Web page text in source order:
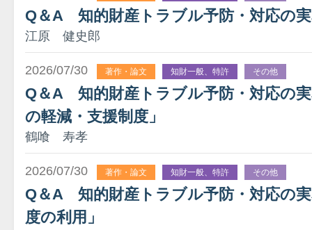
Q＆A 知的財産トラブル予防・対応の
江原 健史郎
2026/07/30 著作・論文 知財一般、特許 その他
Q＆A 知的財産トラブル予防・対応の
の軽減・支援制度」
鶴喰 寿孝
2026/07/30 著作・論文 知財一般、特許 その他
Q＆A 知的財産トラブル予防・対応の
度の利用」